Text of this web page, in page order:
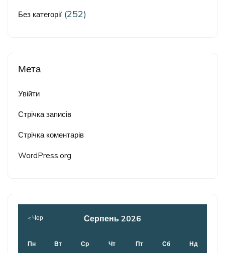
Без категорії (252)
Мета
Увійти
Стрічка записів
Стрічка коментарів
WordPress.org
Серпень 2026
Пн Вт Ср Чт Пт Сб Нд
« Чер